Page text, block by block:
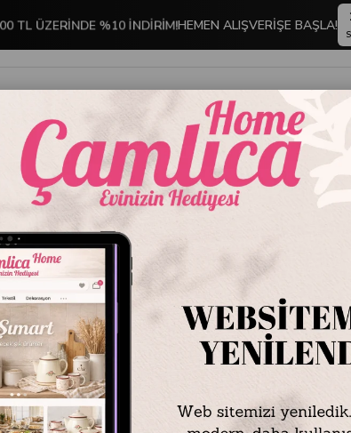
TL ÜZERİNDE %10 İNDİRİM!HEMEN ALIŞVERİŞE BAŞLA!
ÜRÜNLER DEKORASYON TABLO KOLEKSİYONU
6 Kişilik Porselen Türk Kahvesi Fincan Takımı
Takımı
Stok Kodu